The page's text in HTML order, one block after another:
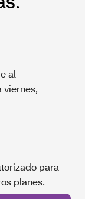
al
viernes,
para
planes.